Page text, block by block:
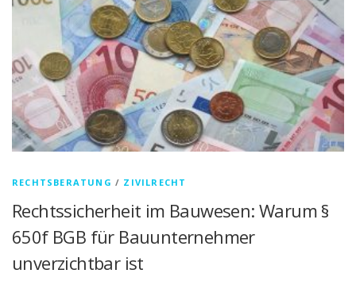
RECHTSBERATUNG / ZIVILRECHT
Rechtssicherheit im Bauwesen: Warum §
650f BGB für Bauunternehmer
unverzichtbar ist